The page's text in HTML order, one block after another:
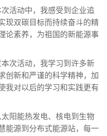
活动中，我感受到企业追
现双碳目标而持续奋斗的精
论素养，为祖国的新能源事
次活动，我学习到许多新
创新和严谨的科学精神，加
我对以后的学习和实践更有
阳能热发电、核电到生物
能源到分布式能源站，每一